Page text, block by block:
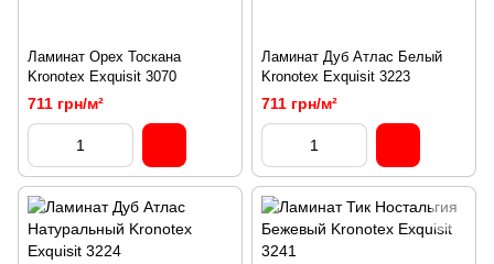
Ламинат Орех Тоскана
Kronotex Exquisit 3070
711 грн/м²
Ламинат Дуб Атлас Белый
Kronotex Exquisit 3223
711 грн/м²